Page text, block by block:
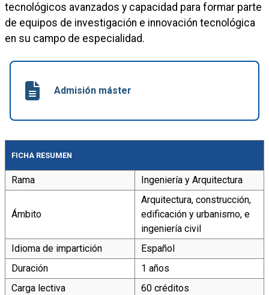
tecnológicos avanzados y capacidad para formar parte
de equipos de investigación e innovación tecnológica
en su campo de especialidad.
Admisión máster
FICHA RESUMEN
Rama Ingeniería y Arquitectura
Ámbito
Arquitectura, construcción,
edificación y urbanismo, e
ingeniería civil
Idioma de impartición
Español
Duración
1 años
Carga lectiva
60 créditos